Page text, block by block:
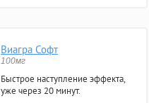
Виагра Софт
100мг
Быстрое наступление эффекта,
уже через 20 минут.